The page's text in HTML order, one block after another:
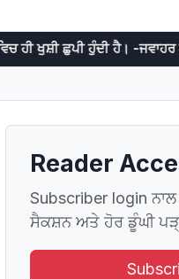
ਹੁੰਦੀ ਹੈ। -ਜਵਾਹਰ ਲਾਲ ਨਹਿਰੂ
Reader
Subscriber login
ਸੈਕਸ਼ਨ ਅਤੇ ਹੋਰ ਡੂੰਘੀ